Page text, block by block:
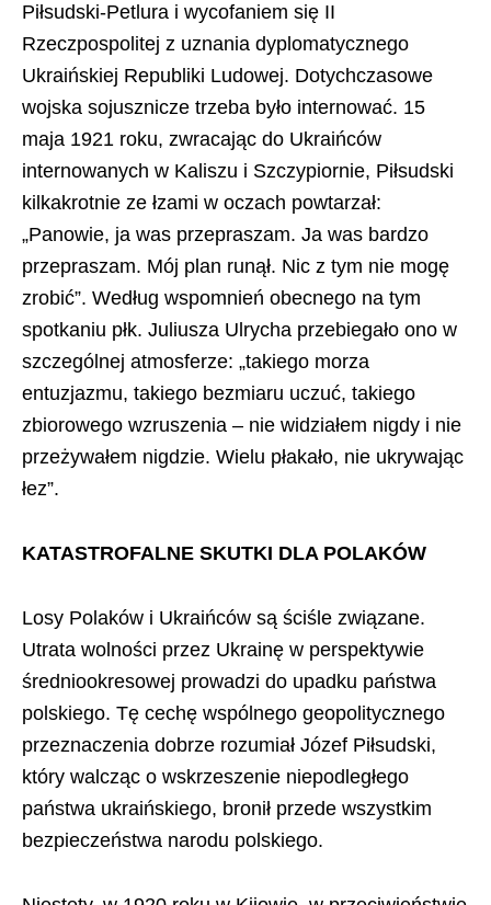
Piłsudski-Petlura i wycofaniem się II
Rzeczpospolitej z uznania dyplomatycznego
Ukraińskiej Republiki Ludowej. Dotychczasowe
wojska sojusznicze trzeba było internować. 15
maja 1921 roku, zwracając do Ukraińców
internowanych w Kaliszu i Szczypiornie, Piłsudski
kilkakrotnie ze łzami w oczach powtarzał:
„Panowie, ja was przepraszam. Ja was bardzo
przepraszam. Mój plan runął. Nic z tym nie mogę
zrobić”. Według wspomnień obecnego na tym
spotkaniu płk. Juliusza Ulrycha przebiegało ono w
szczególnej atmosferze: „takiego morza
entuzjazmu, takiego bezmiaru uczuć, takiego
zbiorowego wzruszenia – nie widziałem nigdy i nie
przeżywałem nigdzie. Wielu płakało, nie ukrywając
łez”.
KATASTROFALNE SKUTKI DLA POLAKÓW
Losy Polaków i Ukraińców są ściśle związane.
Utrata wolności przez Ukrainę w perspektywie
średniookresowej prowadzi do upadku państwa
polskiego. Tę cechę wspólnego geopolitycznego
przeznaczenia dobrze rozumiał Józef Piłsudski,
który walcząc o wskrzeszenie niepodległego
państwa ukraińskiego, bronił przede wszystkim
bezpieczeństwa narodu polskiego.